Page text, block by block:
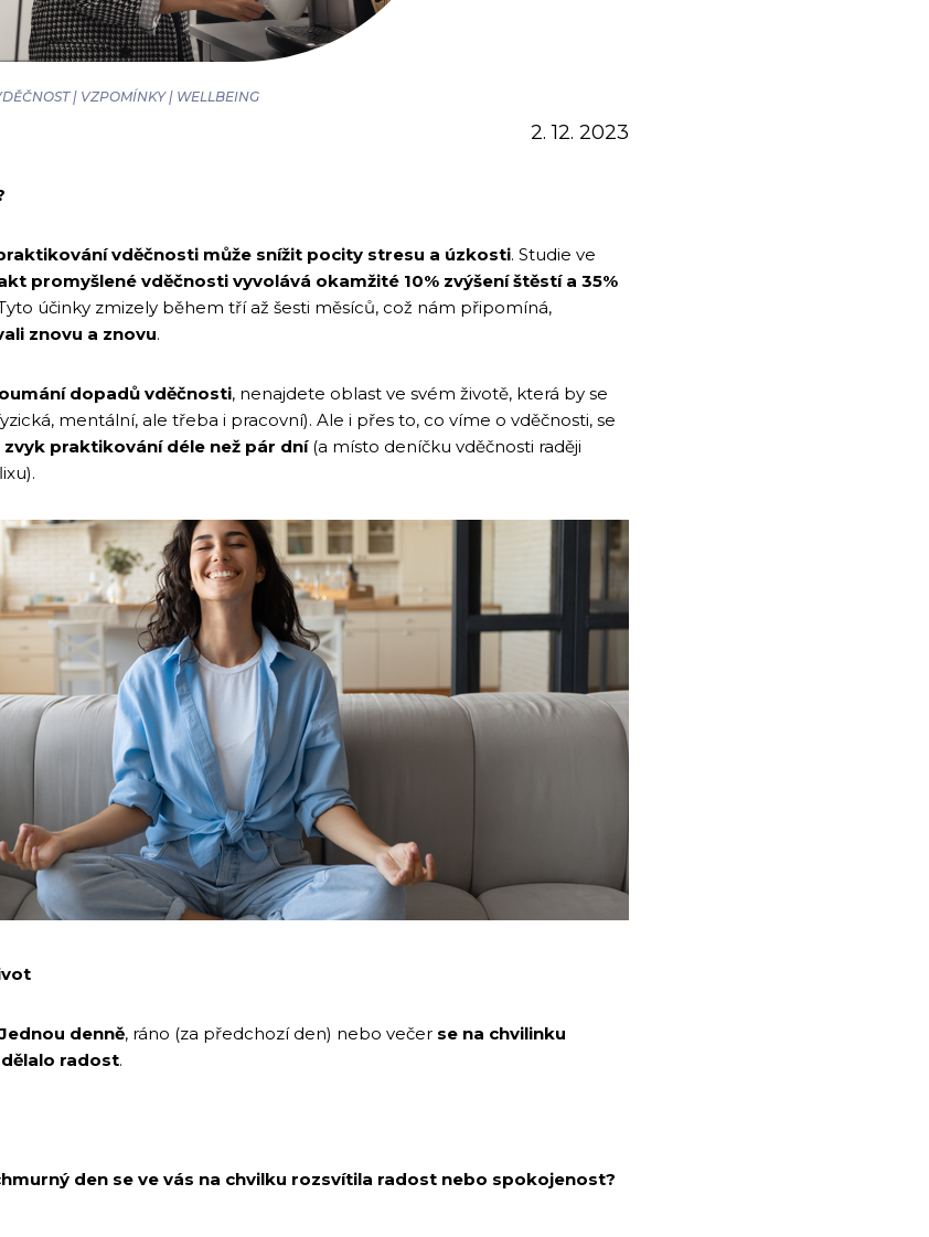
| VZPOMÍNKY | WELLBEING
2. 12. 2023
vděčnosti může snížit pocity stresu a úzkosti. Studie ve
promyšlené vděčnosti vyvolává okamžité 10% zvýšení štěstí a 35%
účinky zmizely během tří až šesti měsíců, což nám připomíná,
znovu a znovu.
dopadů vděčnosti, nenajdete oblast ve svém životě, která by se
mentální, ale třeba i pracovní). Ale i přes to, co víme o vděčnosti, se
praktikování déle než pár dní(a místo deníčku vděčnosti raději
Jednou denně, ráno (za předchozí den) nebo večer se na chvilinku
radost.
den se ve vás na chvilku rozsvítila radost nebo spokojenost?